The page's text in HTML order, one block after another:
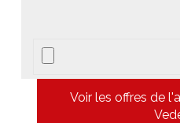
Voir les offres de